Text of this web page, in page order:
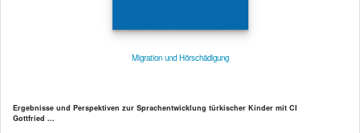
Migration und Hörschädigung
Ergebnisse und Perspektiven zur Sprachentwicklung türkischer Kinder mit CI
Gottfried ...